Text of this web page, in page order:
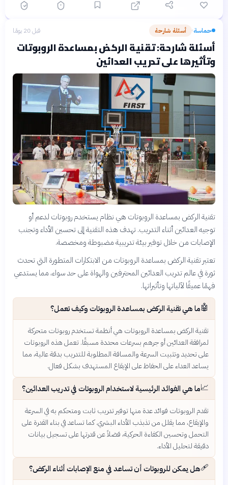
حماسة› أسئلة شارحة قبل 20 يومًا
أسئلة شارحة: تقنية الركض بمساعدة الروبوتات
وتأثيرها على تدريب العدائين
تقنية الركض بمساعدة الروبوتات هي نظام يستخدم روبوتات لدعم أو
توجيه العدائين أثناء التدريب. تهدف هذه التقنية إلى تحسين الأداء وتجنب
الإصابات من خلال توفير بيئة تدريبية مضبوطة ومخصصة.
تعتبر تقنية الركض بمساعدة الروبوتات من الابتكارات المتطورة التي تحدث
ثورة في عالم تدريب العدائين المحترفين والهواة على حد سواء، مما يستدعي
فهمًا عميقًا لآلياتها وتأثيراتها.
🤖ما هي تقنية الركض بمساعدة الروبوتات وكيف تعمل؟
تقنية الركض بمساعدة الروبوتات هي أنظمة تستخدم روبوتات متحركة
لمرافقة العدائين أو جرهم بسرعات محددة مسبقًا. تعمل هذه الروبوتات
على تحديد وتثبيت السرعة والمسافة المطلوبة للتدريب بدقة عالية، مما
يساعد العداء على الحفاظ على الإيقاع المستهدف بشكل فعال.
📈ما هي الفوائد الرئيسية لاستخدام الروبوتات في تدريب العدائين؟
تقدم الروبوتات فوائد عدة منها توفير تدريب ثابت ومتحكم به في السرعة
والإيقاع، مما يقلل من تذبذب الأداء البشري. كما تساعد في بناء القدرة على
التحمل وتحسين الكفاءة الحركية، فضلاً عن قدرتها على تسجيل بيانات
دقيقة لتحليل الأداء.
🩹هل يمكن للروبوتات أن تساعد في منع الإصابات أثناء الركض؟